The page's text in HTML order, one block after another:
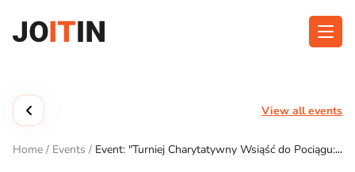
content
View all events
Home / Events / Event: "Turniej Charytatywny Wsiąść do Pociągu: